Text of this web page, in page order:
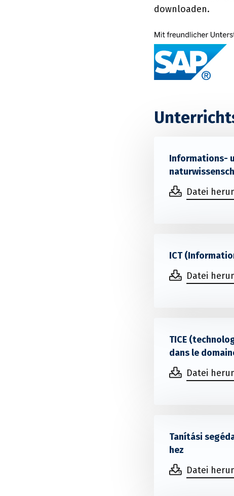
downloaden.
Informations-
Datei
ICT
Datei
TICE
dans le
Datei
Tanítási
hez
Datei